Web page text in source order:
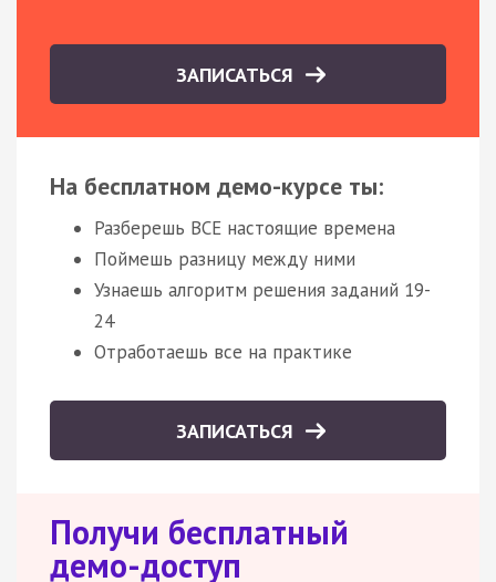
ЗАПИСАТЬСЯ
На бесплатном демо-курсе ты:
Разберешь ВСЕ настоящие времена
Поймешь разницу между ними
Узнаешь алгоритм решения заданий 19-
24
Отработаешь все на практике
ЗАПИСАТЬСЯ
Получи бесплатный
демо-доступ